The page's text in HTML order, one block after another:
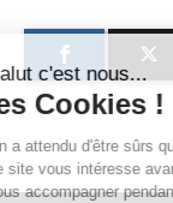
Salut c'est nous...
les
On a attendu d'être
ce site vous
vous accompagner